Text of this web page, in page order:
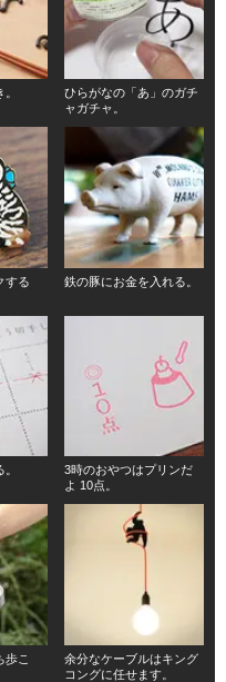
ひらがなの「あ」のガチ
ャガチャ。
する
鉄の豚にお金を入れる。
3時のおやつはプリンだ
よ 10点。
歩こ
余分なケーブルはキング
コングに任せます。